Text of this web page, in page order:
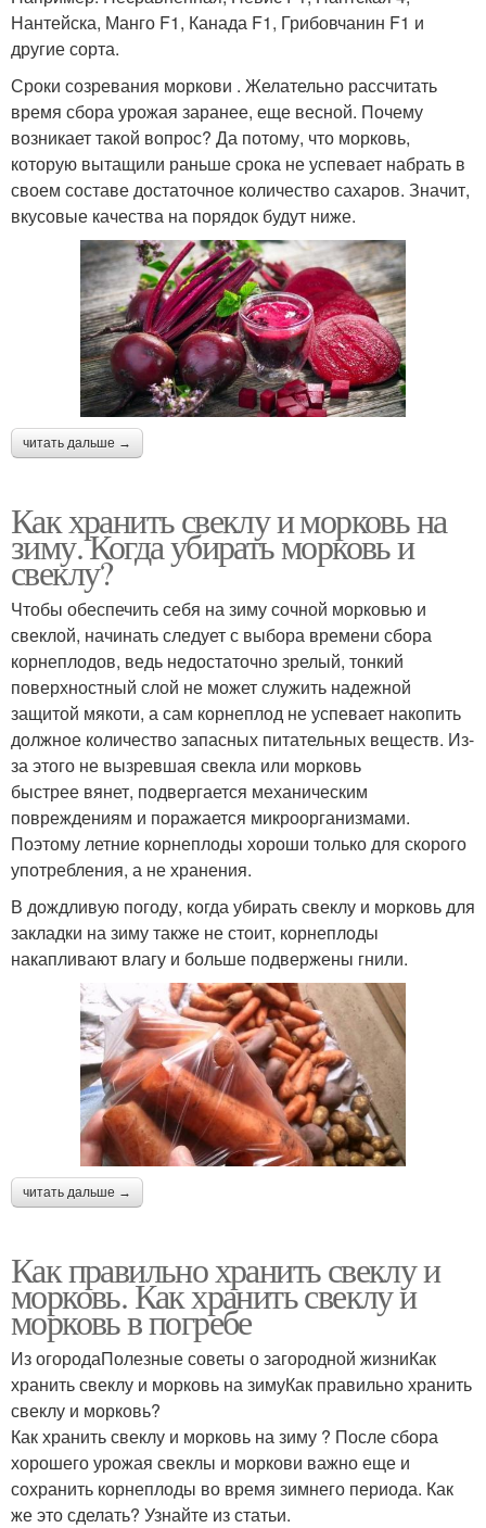
Нантейска, Манго F1, Канада F1, Грибовчанин F1 и
другие сорта.
Сроки созревания моркови . Желательно рассчитать
время сбора урожая заранее, еще весной. Почему
возникает такой вопрос? Да потому, что морковь,
которую вытащили раньше срока не успевает набрать в
своем составе достаточное количество сахаров. Значит,
вкусовые качества на порядок будут ниже.
читать дальше →
Как хранить свеклу и морковь на
зиму. Когда убирать морковь и
свеклу?
Чтобы обеспечить себя на зиму сочной морковью и
свеклой, начинать следует с выбора времени сбора
корнеплодов, ведь недостаточно зрелый, тонкий
поверхностный слой не может служить надежной
защитой мякоти, а сам корнеплод не успевает накопить
должное количество запасных питательных веществ. Из-
за этого не вызревшая свекла или морковь
быстрее вянет, подвергается механическим
повреждениям и поражается микроорганизмами.
Поэтому летние корнеплоды хороши только для скорого
употребления, а не хранения.
В дождливую погоду, когда убирать свеклу и морковь для
закладки на зиму также не стоит, корнеплоды
накапливают влагу и больше подвержены гнили.
читать дальше →
Как правильно хранить свеклу и
морковь. Как хранить свеклу и
морковь в погребе
Из огородаПолезные советы о загородной жизниКак
хранить свеклу и морковь на зимуКак правильно хранить
свеклу и морковь?
Как хранить свеклу и морковь на зиму ? После сбора
хорошего урожая свеклы и моркови важно еще и
сохранить корнеплоды во время зимнего периода. Как
же это сделать? Узнайте из статьи.